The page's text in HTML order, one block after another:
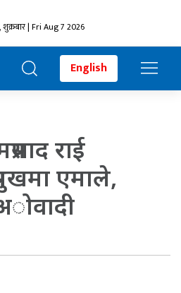
शुक्रबार | Fri Aug 7 2026
English
राई
एमाले,